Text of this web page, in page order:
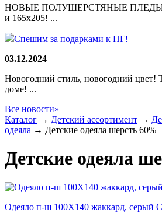
НОВЫЕ ПОЛУШЕРСТЯНЫЕ ПЛЕДЫ
и 165х205! ...
Спешим за подарками к НГ!
03.12.2024
Новогодний стиль, новогодний
доме! ...
Все новости»
Каталог → Детский ассортимент →
одеяла → Детские одеяла шерсть 60%
Детские одеяла
Одеяло п-ш 100Х140 жаккард, серый